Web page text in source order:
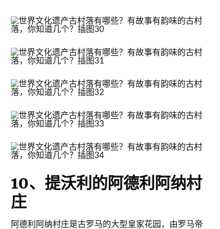
10、提沃利的阿德利阿纳村
庄
阿德利阿纳村庄是古罗马的大型皇家花园，由罗马帝